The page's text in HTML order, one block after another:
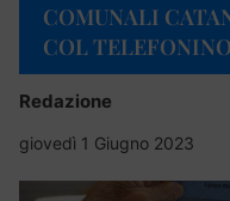
COMUNALI
COL
Redazione
giovedì 1 Giugno 2023